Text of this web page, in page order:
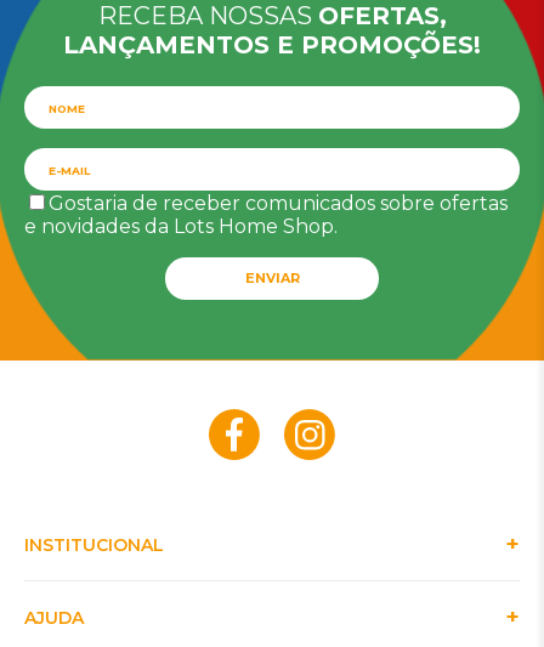
RECEBA NOSSAS OFERTAS,
LANÇAMENTOS E PROMOÇÕES!
Gostaria de receber comunicados sobre ofertas
e novidades da Lots Home Shop.
ENVIAR
INSTITUCIONAL
AJUDA